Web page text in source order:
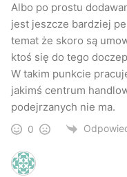
Albo po prostu
jest jeszcze bardziej
temat że skoro są
ktoś się do tego
W takim punkcie
jakimś centrum
podejrzanych nie ma.
0